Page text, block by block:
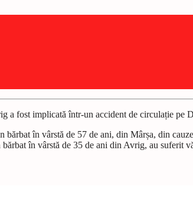
a fost implicată într-un accident de circulație pe
bărbat în vârstă de 57 de ani, din Mârșa, din
în vârstă de 35 de ani din Avrig, au suferit